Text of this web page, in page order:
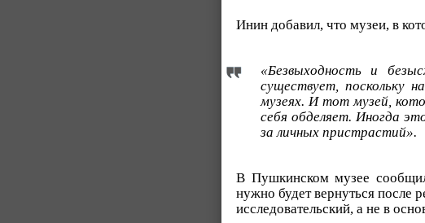
Инин добавил, что музеи, в
«Безвыходность и
существует, поскольку
музеях. И тот музей,
себя обделяет. Иногда
за личных пристрастий».
В Пушкинском музее
нужно будет вернуться после
исследовательский, а не в